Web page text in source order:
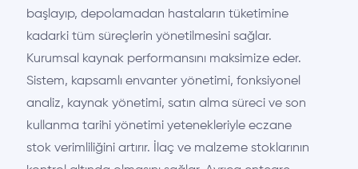
başlayıp, depolamadan hastaların tüketimine
kadarki tüm süreçlerin yönetilmesini sağlar.
Kurumsal kaynak performansını maksimize eder.
Sistem, kapsamlı envanter yönetimi, fonksiyonel
analiz, kaynak yönetimi, satın alma süreci ve son
kullanma tarihi yönetimi yetenekleriyle eczane
stok verimliliğini artırır. İlaç ve malzeme stoklarının